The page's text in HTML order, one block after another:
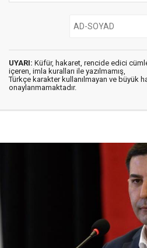
UYARI: Küfür, hakaret, rencide edici
içeren, imla kuralları ile yazılmamış,
Türkçe karakter kullanılmayan ve büyük
onaylanmamaktadır.